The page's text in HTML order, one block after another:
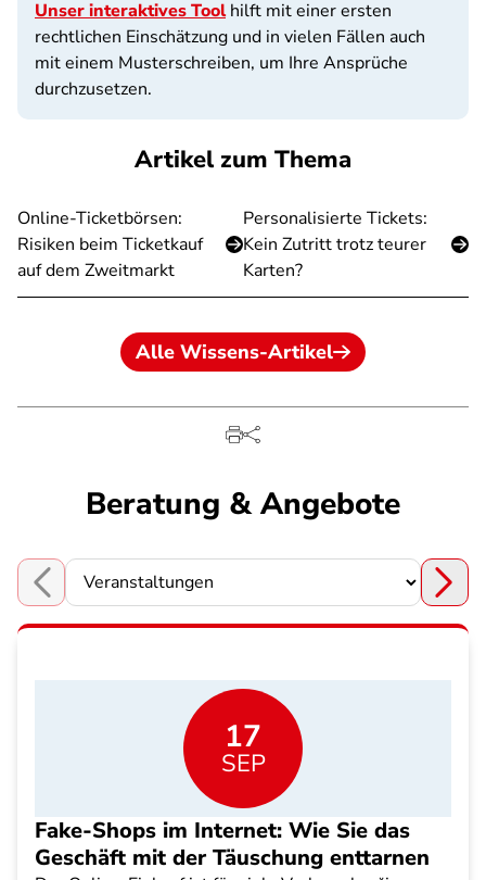
Unser interaktives Toolhilft mit einer ersten
rechtlichen Einschätzung und in vielen Fällen auch
mit einem Musterschreiben, um Ihre Ansprüche
durchzusetzen.
Artikel zum Thema
Online-Ticketbörsen:
Risiken beim Ticketkauf
auf dem Zweitmarkt
Personalisierte Tickets:
Kein Zutritt trotz teurer
Karten?
Alle Wissens-Artikel
Beratung & Angebote
Choose a section
17
SEP
Fake-Shops im Internet: Wie Sie das
Geschäft mit der Täuschung enttarnen